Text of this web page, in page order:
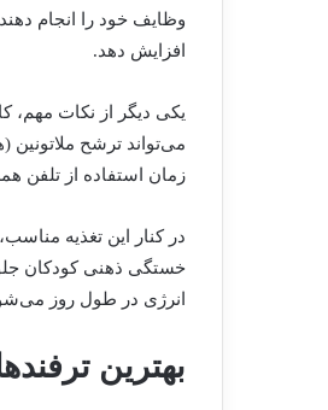
وظایف خود را انجام
افزایش دهد.
یکی دیگر از نکات
می‌تواند ترشح ملاتونین
زمان استفاده از تلفن
در کنار این تغذیه
خستگی ذهنی کودکان
انرژی در طول روز
بهترین